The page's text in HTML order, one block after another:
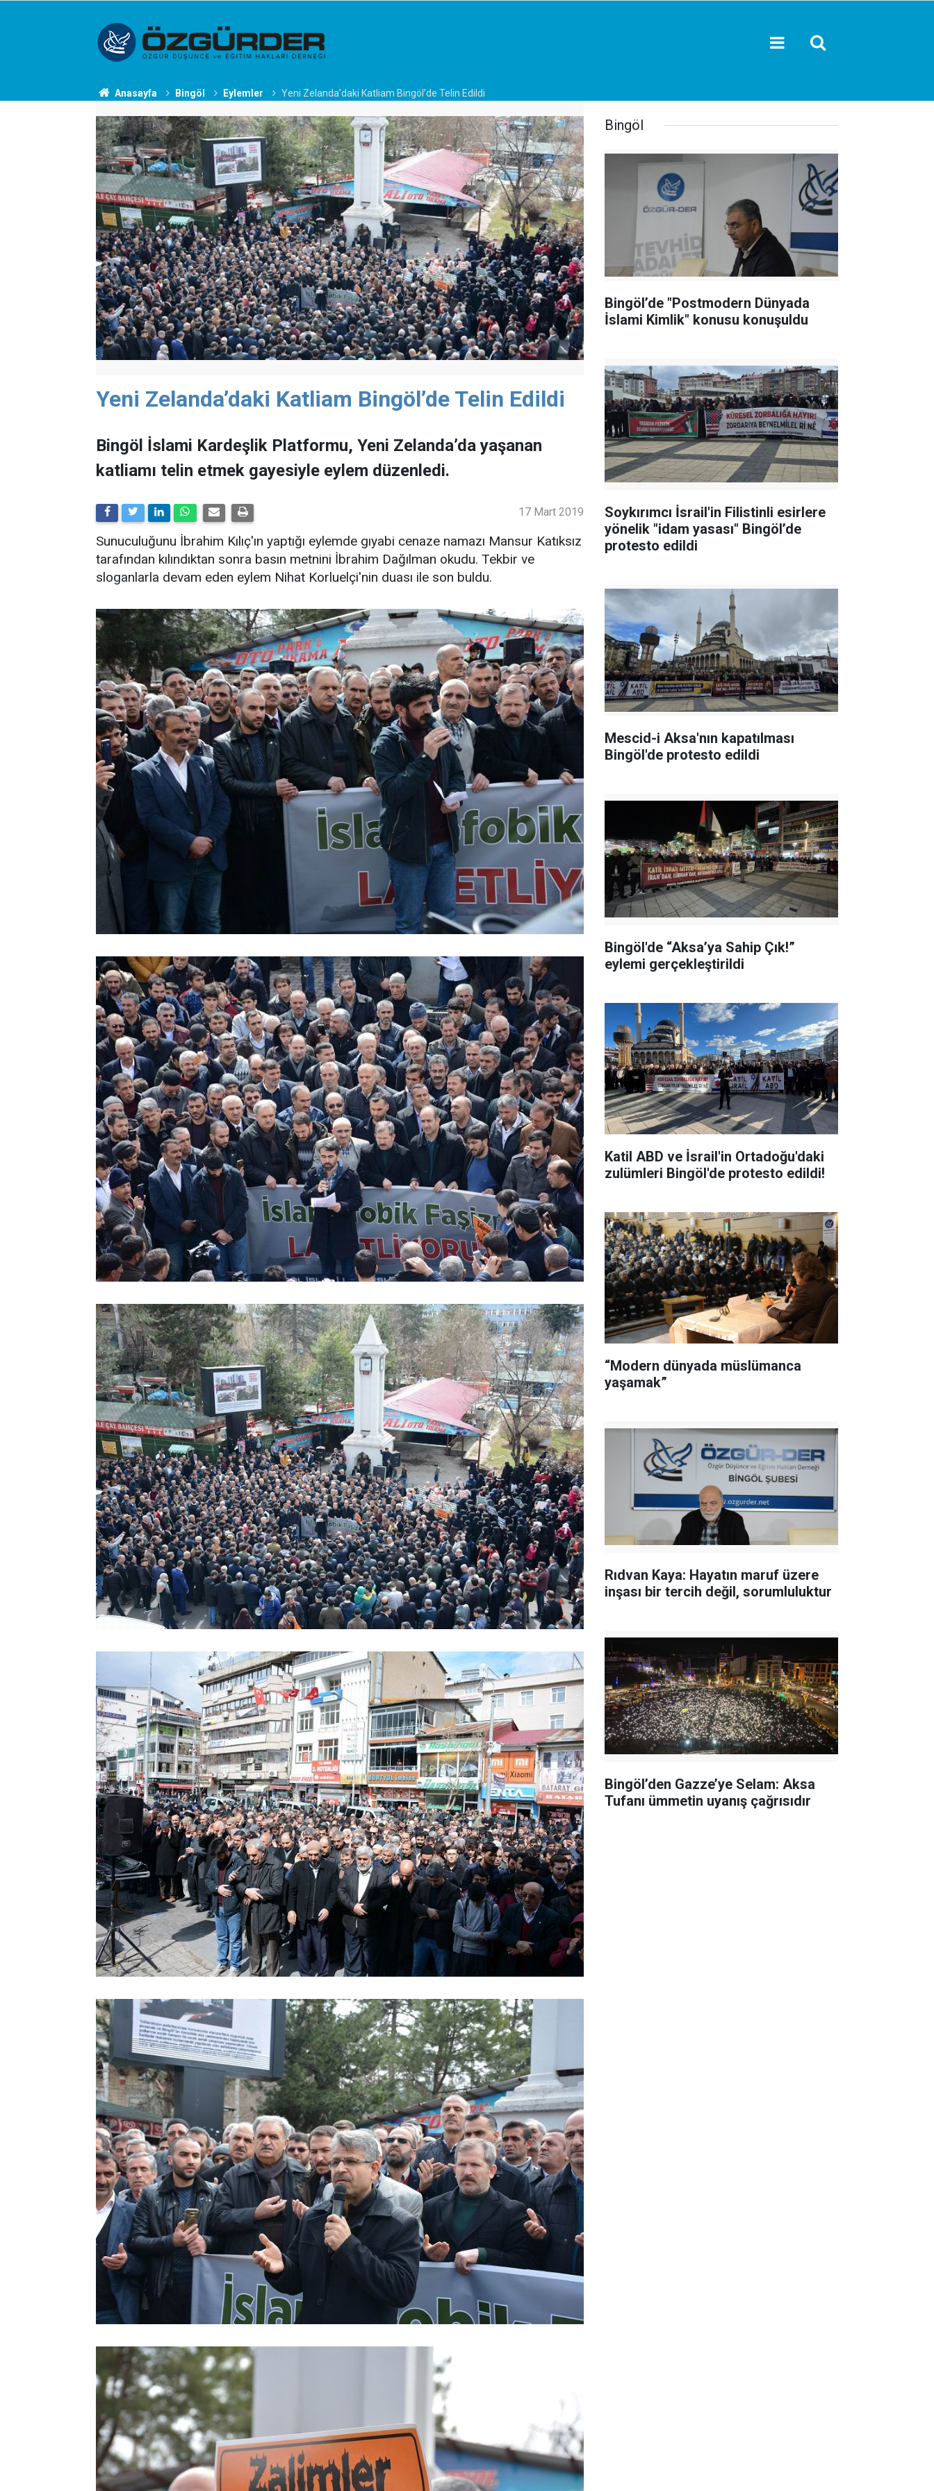
Anasayfa Bingöl Eylemler Yeni Zelanda’daki Katliam Bingöl’de Telin Edildi
Yeni Zelanda’daki Katliam Bingöl’de Telin Edildi
Bingöl İslami Kardeşlik Platformu, Yeni Zelanda’da yaşanan
katliamı telin etmek gayesiyle eylem düzenledi.
17 Mart 2019
Sunuculuğunu İbrahim Kılıç'ın yaptığı eylemde gıyabi cenaze namazı Mansur Katıksız
tarafından kılındıktan sonra basın metnini İbrahim Dağılman okudu. Tekbir ve
sloganlarla devam eden eylem Nihat Korluelçi'nin duası ile son buldu.
Bingöl
Bingöl’de "Postmodern Dünyada
İslami Kimlik" konusu konuşuldu
Soykırımcı İsrail'in Filistinli esirlere
yönelik "idam yasası" Bingöl’de
protesto edildi
Mescid-i Aksa'nın kapatılması
Bingöl'de protesto edildi
Bingöl'de “Aksa’ya Sahip Çık!”
eylemi gerçekleştirildi
Katil ABD ve İsrail'in Ortadoğu'daki
zulümleri Bingöl'de protesto edildi!
“Modern dünyada müslümanca
yaşamak”
Rıdvan Kaya: Hayatın maruf üzere
inşası bir tercih değil, sorumluluktur
Bingöl’den Gazze’ye Selam: Aksa
Tufanı ümmetin uyanış çağrısıdır